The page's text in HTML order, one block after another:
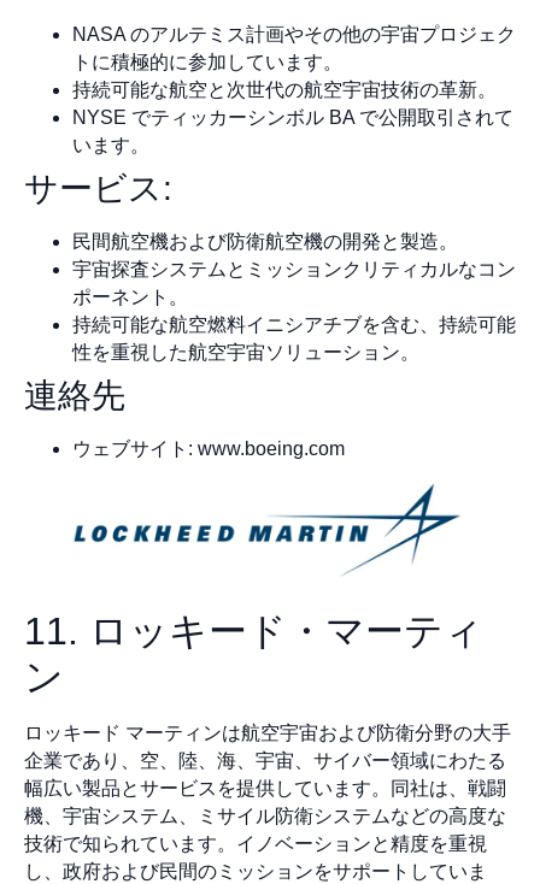
NASA のアルテミス計画やその他の宇宙プロジェク
トに積極的に参加しています。
持続可能な航空と次世代の航空宇宙技術の革新。
NYSE でティッカーシンボル BA で公開取引されて
います。
サービス:
民間航空機および防衛航空機の開発と製造。
宇宙探査システムとミッションクリティカルなコン
ポーネント。
持続可能な航空燃料イニシアチブを含む、持続可能
性を重視した航空宇宙ソリューション。
連絡先
ウェブサイト: www.boeing.com
11. ロッキード・マーティ
ン
ロッキード マーティンは航空宇宙および防衛分野の大手
企業であり、空、陸、海、宇宙、サイバー領域にわたる
幅広い製品とサービスを提供しています。同社は、戦闘
機、宇宙システム、ミサイル防衛システムなどの高度な
技術で知られています。イノベーションと精度を重視
し、政府および民間のミッションをサポートしていま